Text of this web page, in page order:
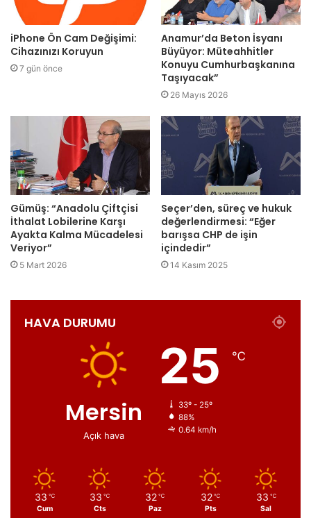
iPhone Ön Cam Değişimi:
Cihazınızı Koruyun
7 gün önce
Anamur’da Beton İsyanı
Büyüyor: Müteahhitler
Konuyu Cumhurbaşkanına
Taşıyacak”
26 Mayıs 2026
Gümüş: “Anadolu Çiftçisi
İthalat Lobilerine Karşı
Ayakta Kalma Mücadelesi
Veriyor”
5 Mart 2026
Seçer’den, süreç ve hukuk
değerlendirmesi: “Eğer
barışsa CHP de işin
içindedir”
14 Kasım 2025
HAVA DURUMU
Mersin
Açık hava
25 ℃
33º - 25º
88%
0.64 km/h
33 ℃
Cum
33 ℃
Cts
32 ℃
Paz
32 ℃
Pts
33 ℃
Sal